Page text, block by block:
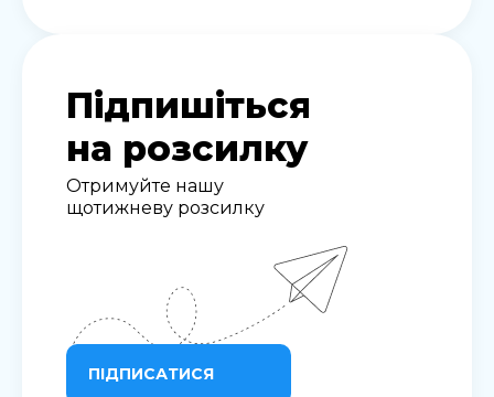
Підпишіться
на розсилку
Отримуйте нашу
щотижневу розсилку
ПІДПИСАТИСЯ